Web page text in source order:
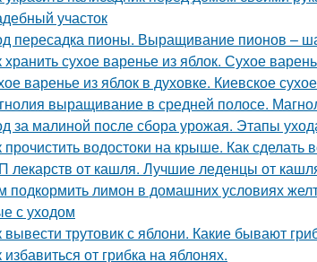
участок
пересадка пионы. Выращивание пионов –
хранить сухое варенье из яблок. Сухое
варенье из яблок в духовке. Киевское
выращивание в средней полосе.
за малиной после сбора урожая. Этапы
прочистить водостоки на крыше. Как сделать
лекарств от кашля. Лучшие леденцы от
подкормить лимон в домашних условиях
с уходом
вывести трутовик с яблони. Какие бывают
избавиться от грибка на яблонях.